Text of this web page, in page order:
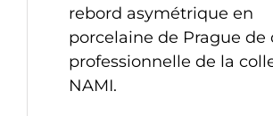
rebord asymétrique en
porcelaine de Prague de
professionnelle de la
NAMI.